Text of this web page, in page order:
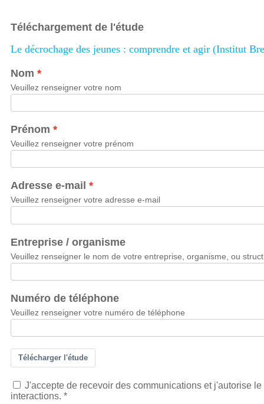
Téléchargement de l'étude
Le décrochage des jeunes : comprendre et agir (Institut
Nom
Veuillez renseigner votre nom
Prénom
Veuillez renseigner votre prénom
Adresse e-mail
Veuillez renseigner votre adresse e-mail
Entreprise / organisme
Veuillez renseigner le nom de votre entreprise, organisme, ou
Numéro de téléphone
Veuillez renseigner votre numéro de téléphone
Télécharger l'étude
J'accepte de recevoir des communications et j'autorise
interactions. *